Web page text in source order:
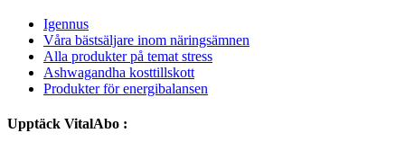
Igennus
Våra bästsäljare inom näringsämnen
Alla produkter på temat stress
Ashwagandha kosttillskott
Produkter för energibalansen
Upptäck VitalAbo :